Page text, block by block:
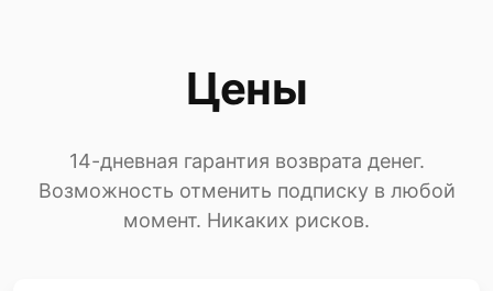
Цены
14-дневная гарантия возврата денег.
Возможность отменить подписку в любой
момент. Никаких рисков.